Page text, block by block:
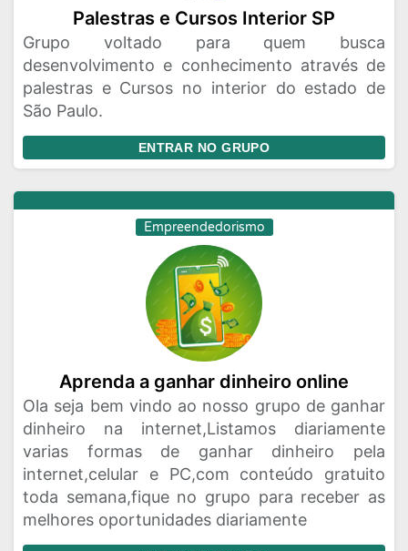
Palestras e Cursos Interior SP
Grupo voltado para quem busca
desenvolvimento e conhecimento através de
palestras e Cursos no interior do estado de
São Paulo.
ENTRAR NO GRUPO
Empreendedorismo
Aprenda a ganhar dinheiro online
Ola seja bem vindo ao nosso grupo de ganhar
dinheiro na internet,Listamos diariamente
varias formas de ganhar dinheiro pela
internet,celular e PC,com conteúdo gratuito
toda semana,fique no grupo para receber as
melhores oportunidades diariamente